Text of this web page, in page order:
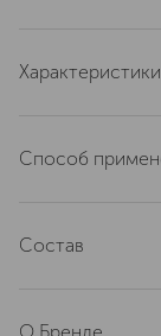
Характеристики
текстура
артикул
Способ
Состав